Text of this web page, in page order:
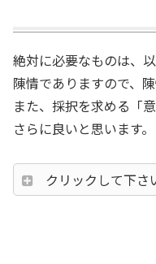
絶対に必要なものは、以
陳情でありますので、
また、採択を求める「
さらに良いと思います。
クリックして下さ